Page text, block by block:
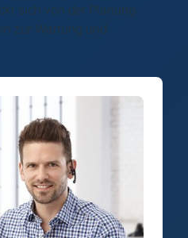
sich von der Planung
zur Wartung und